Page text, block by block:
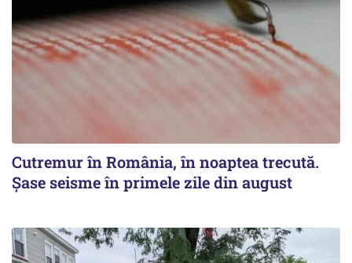
Cutremur în România, în noaptea trecută.
Șase seisme în primele zile din august